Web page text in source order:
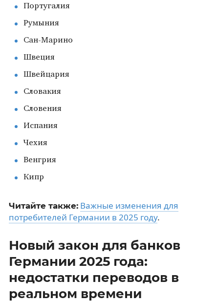
Португалия
Румыния
Сан-Марино
Швеция
Швейцария
Словакия
Словения
Испания
Чехия
Венгрия
Кипр
Читайте также: Важные изменения для
потребителей Германии в 2025 году.
Новый закон для банков
Германии 2025 года:
недостатки переводов в
реальном времени